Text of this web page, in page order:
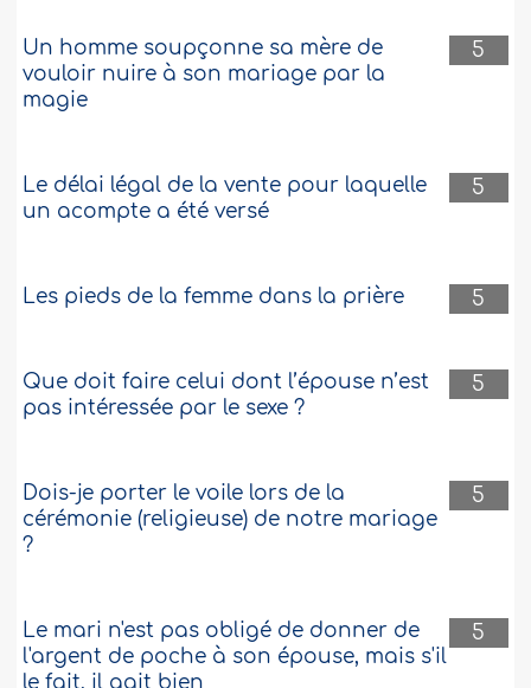
5
Un homme soupçonne sa mère de
vouloir nuire à son mariage par la
magie
5
Le délai légal de la vente pour laquelle
un acompte a été versé
5
Les pieds de la femme dans la prière
5
Que doit faire celui dont l’épouse n’est
pas intéressée par le sexe ?
5
Dois-je porter le voile lors de la
cérémonie (religieuse) de notre mariage
?
5
Le mari n'est pas obligé de donner de
l'argent de poche à son épouse, mais s'il
le fait, il agit bien